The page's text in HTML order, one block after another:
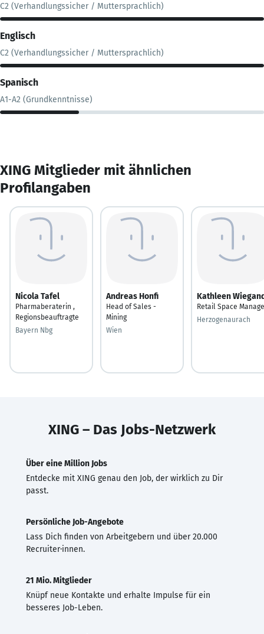
C2 (Verhandlungssicher / Muttersprachlich)
Englisch
C2 (Verhandlungssicher / Muttersprachlich)
Spanisch
A1-A2 (Grundkenntnisse)
XING Mitglieder mit ähnlichen
Profilangaben
Nicola Tafel
Pharmaberaterin ,
Regionsbeauftragte
Bayern Nbg
Andreas Honfi
Head of Sales -
Mining
Wien
Kathleen
Retail Space
Herzogenaurach
XING – Das Jobs-Netzwerk
Über eine Million Jobs
Entdecke mit XING genau den Job, der wirklich zu Dir
passt.
Persönliche Job-Angebote
Lass Dich finden von Arbeitgebern und über 20.000
Recruiter·innen.
21 Mio. Mitglieder
Knüpf neue Kontakte und erhalte Impulse für ein
besseres Job-Leben.